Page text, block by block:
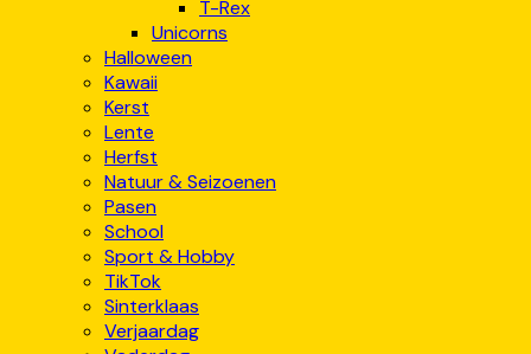
T-Rex
Unicorns
Halloween
Kawaii
Kerst
Lente
Herfst
Natuur & Seizoenen
Pasen
School
Sport & Hobby
TikTok
Sinterklaas
Verjaardag